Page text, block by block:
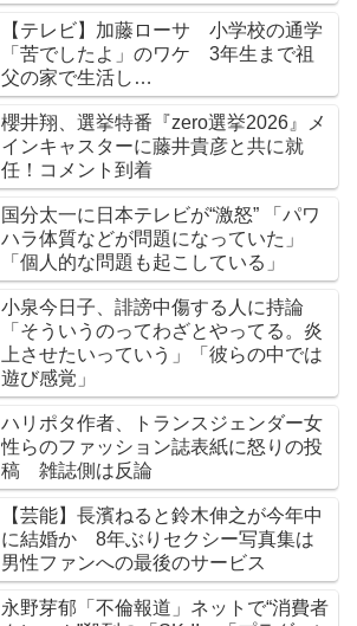
【テレビ】加藤ローサ 小学校の通学
「苦でしたよ」のワケ 3年生まで祖
父の家で生活し…
櫻井翔、選挙特番『zero選挙2026』メ
インキャスターに藤井貴彦と共に就
任！コメント到着
国分太一に日本テレビが“激怒” 「パワ
ハラ体質などが問題になっていた」
「個人的な問題も起こしている」
小泉今日子、誹謗中傷する人に持論
「そういうのってわざとやってる。炎
上させたいっていう」「彼らの中では
遊び感覚」
ハリポタ作者、トランスジェンダー女
性らのファッション誌表紙に怒りの投
稿 雑誌側は反論
【芸能】長濱ねると鈴木伸之が今年中
に結婚か 8年ぶりセクシー写真集は
男性ファンへの最後のサービス
永野芽郁「不倫報道」ネットで“消費者